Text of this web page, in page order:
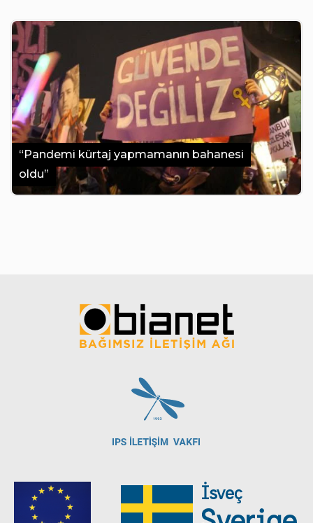
“Pandemi kürtaj yapmamanın bahanesi
oldu”